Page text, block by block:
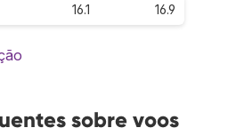
16.1 16.9
sobre voos